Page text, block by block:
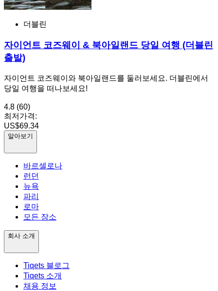
더블린
자이언트 코즈웨이 & 북아일랜드 당일 여행 (더블린
출발)
자이언트 코즈웨이와 북아일랜드를 둘러보세요. 더블린에서
당일 여행을 떠나보세요!
4.8 (60)
최저가격:
US$69.34
알아보기
바르셀로나
런던
뉴욕
파리
로마
모든 장소
회사 소개
Tiqets 블로그
Tiqets 소개
채용 정보